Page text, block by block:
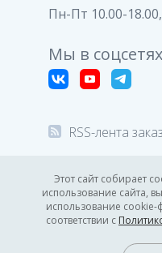
Этот сайт собирает
использование сайта,
использование cookie-
соответствии с
Пн-Пт 10.00-
Мы в соцсетях
RSS-лента
© 2008-2026 Все
Политика
GMT +3